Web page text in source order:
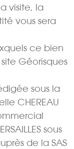
visite, la
vous sera
ce bien
Géorisques
sous la
CHEREAU
sous
de la SAS